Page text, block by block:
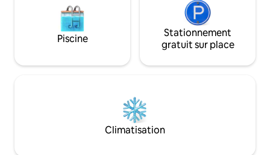
Piscine
Stationnement
gratuit sur place
Climatisation